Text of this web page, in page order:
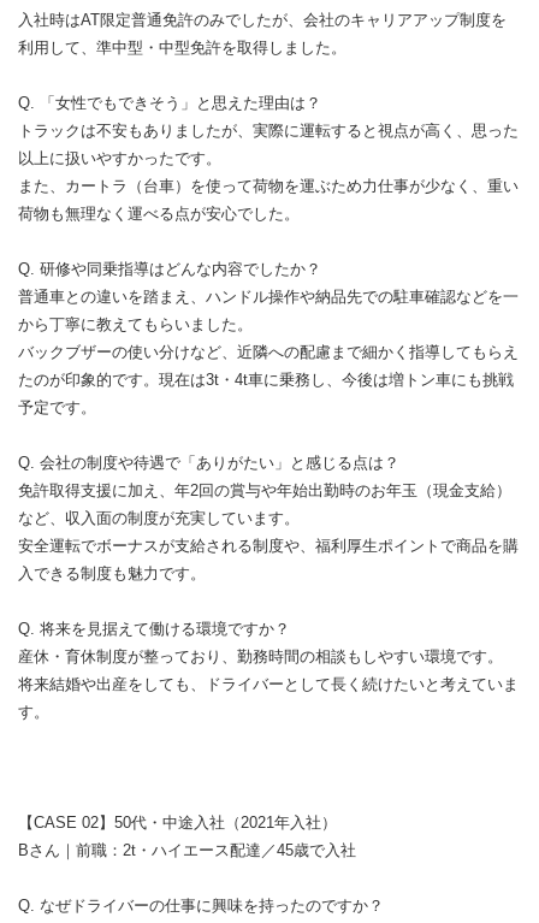
入社時はAT限定普通免許のみでしたが、会社のキャリアアップ制度を
利用して、準中型・中型免許を取得しました。
Q. 「女性でもできそう」と思えた理由は？
トラックは不安もありましたが、実際に運転すると視点が高く、思った
以上に扱いやすかったです。
また、カートラ（台車）を使って荷物を運ぶため力仕事が少なく、重い
荷物も無理なく運べる点が安心でした。
Q. 研修や同乗指導はどんな内容でしたか？
普通車との違いを踏まえ、ハンドル操作や納品先での駐車確認などを一
から丁寧に教えてもらいました。
バックブザーの使い分けなど、近隣への配慮まで細かく指導してもらえ
たのが印象的です。現在は3t・4t車に乗務し、今後は増トン車にも挑戦
予定です。
Q. 会社の制度や待遇で「ありがたい」と感じる点は？
免許取得支援に加え、年2回の賞与や年始出勤時のお年玉（現金支給）
など、収入面の制度が充実しています。
安全運転でボーナスが支給される制度や、福利厚生ポイントで商品を購
入できる制度も魅力です。
Q. 将来を見据えて働ける環境ですか？
産休・育休制度が整っており、勤務時間の相談もしやすい環境です。
将来結婚や出産をしても、ドライバーとして長く続けたいと考えていま
す。
【CASE 02】50代・中途入社（2021年入社）
Bさん｜前職：2t・ハイエース配達／45歳で入社
Q. なぜドライバーの仕事に興味を持ったのですか？